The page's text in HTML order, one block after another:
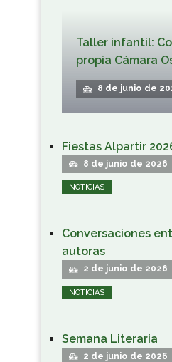
Taller infantil:
propia Cámara
8 de junio de
Fiestas Alpartir
8 de junio de 2026
NOTICIAS
Conversaciones
autoras
2 de junio de 2026
NOTICIAS
Semana Literaria
2 de junio de 2026